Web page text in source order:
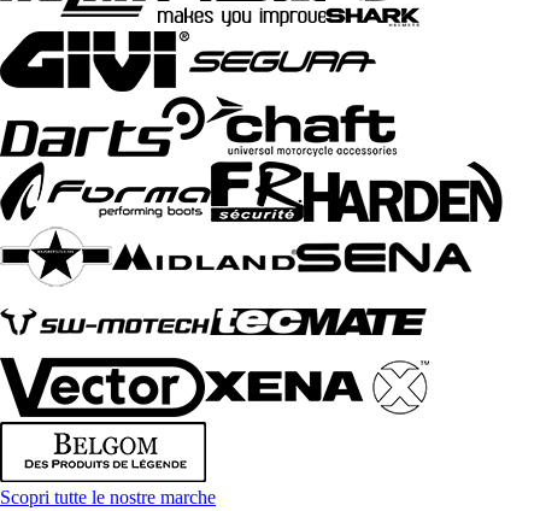
Scopri tutte le nostre marche